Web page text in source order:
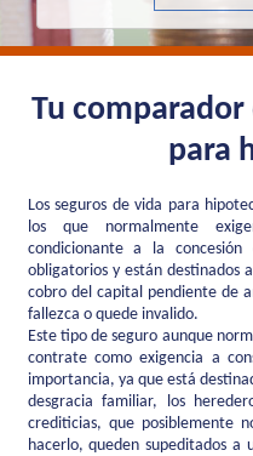
Tu comparador
para
Los seguros de vida para
los que normalmente
condicionante a la
obligatorios y están destinados
cobro del capital pendiente de
fallezca o quede invalido.
Este tipo de seguro aunque
contrate como exigencia a
importancia, ya que está
desgracia familiar, los
crediticias, que posiblemente
hacerlo, queden supeditados a